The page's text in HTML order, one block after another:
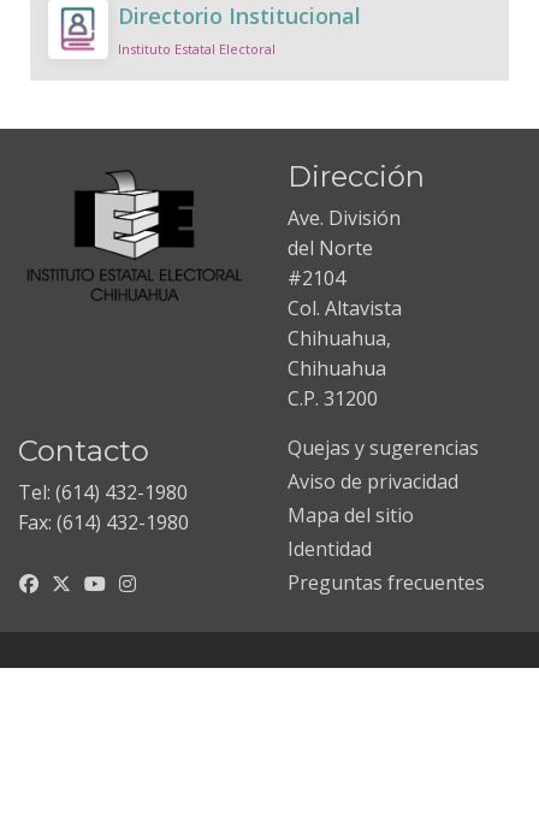
Directorio Institucional
Instituto Estatal Electoral
Dirección
Ave. División
del Norte
#2104
Col. Altavista
Chihuahua,
Chihuahua
C.P. 31200
Contacto
Tel: (614) 432-1980
Fax: (614) 432-1980
Quejas y sugerencias
Aviso de privacidad
Mapa del sitio
Identidad
Preguntas frecuentes